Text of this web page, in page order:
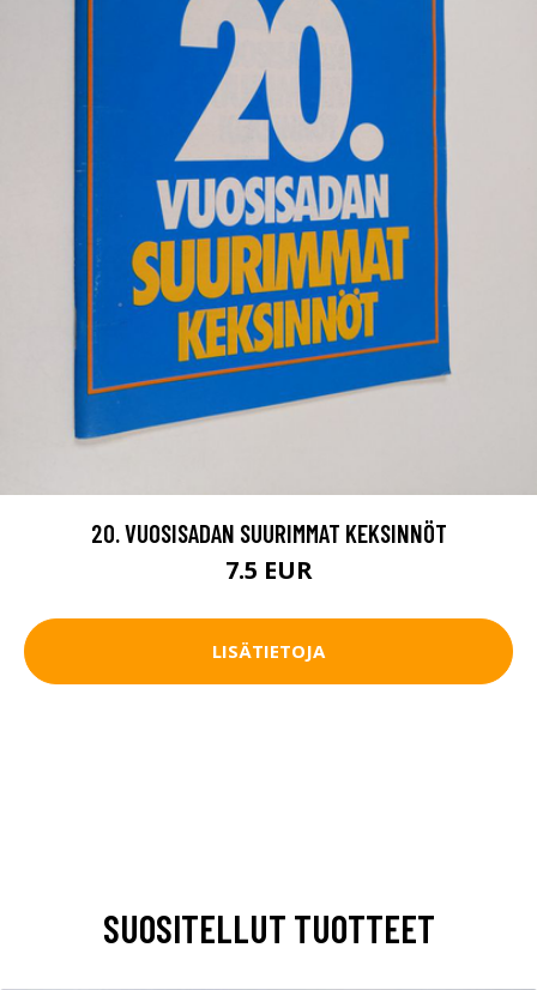
20. VUOSISADAN SUURIMMAT KEKSINNÖT
7.5 EUR
LISÄTIETOJA
SUOSITELLUT TUOTTEET